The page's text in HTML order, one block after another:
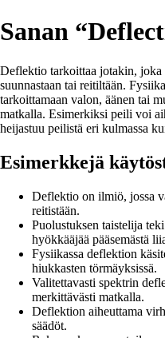
Sanan
Deflektio tarkoittaa jotakin, joka
suunnastaan tai reitiltään.
tarkoittamaan valon, äänen tai
matkalla. Esimerkiksi peili voi
heijastuu peilistä eri kulmassa
Esimerkkejä
Deflektio on ilmiö, jossa
reitistään.
Puolustuksen taistelija
hyökkääjää pääsemästä
Fysiikassa deflektion
hiukkasten törmäyksissä.
Valitettavasti spektrin
merkittävästi matkalla.
Deflektion aiheuttama
säädöt.